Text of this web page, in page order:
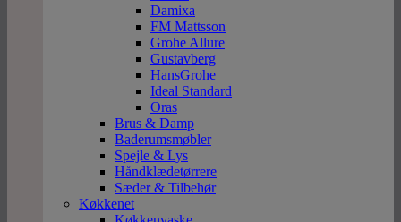
Damixa
FM Mattsson
Grohe Allure
Gustavberg
HansGrohe
Ideal Standard
Oras
Brus & Damp
Baderumsmøbler
Spejle & Lys
Håndklædetørrere
Sæder & Tilbehør
Køkkenet